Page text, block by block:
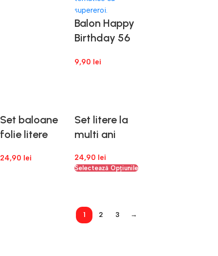
Balon Happy
Birthday 56
Decor Zi de
9,90 lei
Set baloane
folie litere
24,90 lei
Set litere la
multi ani
24,90 lei
Selectează Opțiunile
1 2 3 →